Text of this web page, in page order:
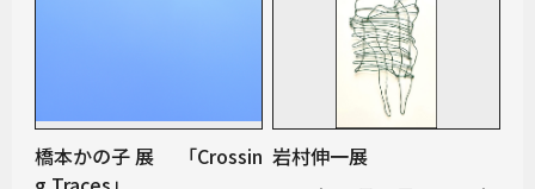
橋本かの子 展 「Crossin 岩村伸一展